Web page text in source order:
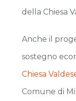
della Chiesa
Anche il
sostegno
Chiesa
Comune di